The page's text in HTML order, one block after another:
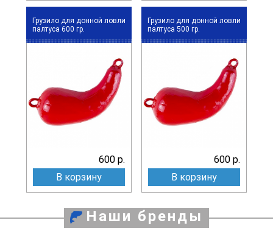
Грузило для донной ловли
палтуса 600 гр.
600 р.
В корзину
Грузило для донной ловли
палтуса 500 гр.
600 р.
В корзину
Наши бренды